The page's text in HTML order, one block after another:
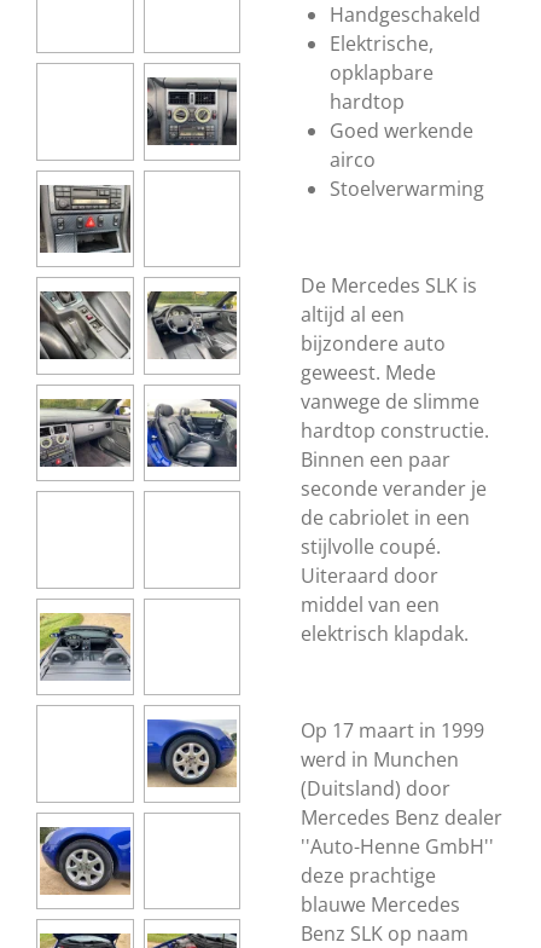
Handgeschakeld
Elektrische,
opklapbare
hardtop
Goed werkende
airco
Stoelverwarming
De Mercedes SLK is
altijd al een
bijzondere auto
geweest. Mede
vanwege de slimme
hardtop constructie.
Binnen een paar
seconde verander je
de cabriolet in een
stijlvolle coupé.
Uiteraard door
middel van een
elektrisch klapdak.
Op 17 maart in 1999
werd in Munchen
(Duitsland) door
Mercedes Benz dealer
''Auto-Henne GmbH''
deze prachtige
blauwe Mercedes
Benz SLK op naam